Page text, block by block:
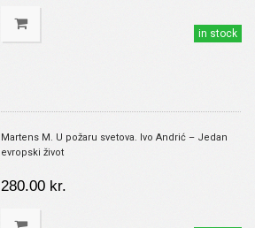
in stock
Martens M. U požaru svetova. Ivo Andrić – Jedan
evropski život
280.00 kr.